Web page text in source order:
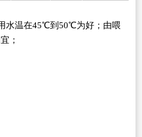
水温在45℃到50℃为好；由喂
；